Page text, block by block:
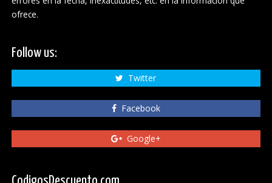
ofrece.
Follow us:
Twitter
Facebook
Google+